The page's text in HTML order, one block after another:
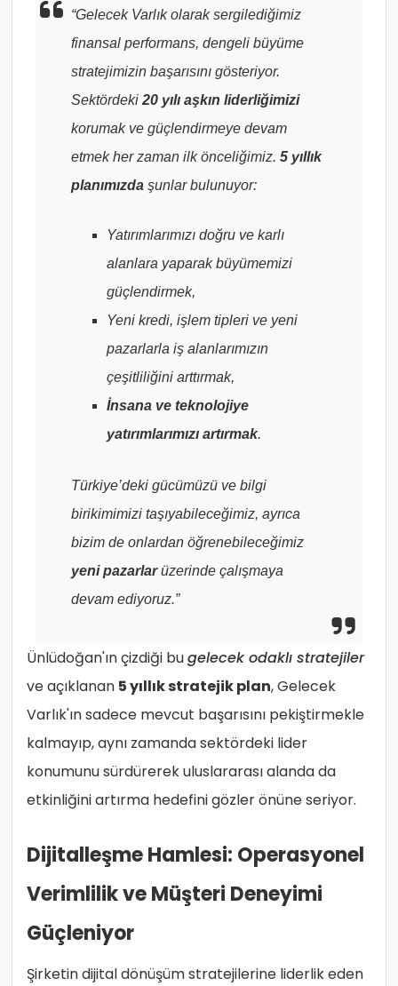
“Gelecek Varlık olarak sergilediğimiz
finansal performans, dengeli büyüme
stratejimizin başarısını gösteriyor.
Sektördeki20 yılı aşkın liderliğimizi
korumak ve güçlendirmeye devam
etmek her zaman ilk önceliğimiz.5 yıllık
planımızda şunlar bulunuyor:
Yatırımlarımızı doğru ve karlı
alanlara yaparak büyümemizi
güçlendirmek,
Yeni kredi, işlem tipleri ve yeni
pazarlarla iş alanlarımızın
çeşitliliğini arttırmak,
İnsana ve teknolojiye
yatırımlarımızı artırmak.
Türkiye’deki gücümüzü ve bilgi
birikimimizi taşıyabileceğimiz, ayrıca
bizim de onlardan öğrenebileceğimiz
yeni pazarlarüzerinde çalışmaya
devam ediyoruz.”
Ünlüdoğan'ın çizdiği bugelecek odaklı stratejiler
ve açıklanan 5 yıllık stratejik plan, Gelecek
Varlık'ın sadece mevcut başarısını pekiştirmekle
kalmayıp, aynı zamanda sektördeki lider
konumunu sürdürerek uluslararası alanda da
etkinliğini artırma hedefini gözler önüne seriyor.
Dijitalleşme Hamlesi: Operasyonel
Verimlilik ve Müşteri Deneyimi
Güçleniyor
Şirketin dijital dönüşüm stratejilerine liderlik eden